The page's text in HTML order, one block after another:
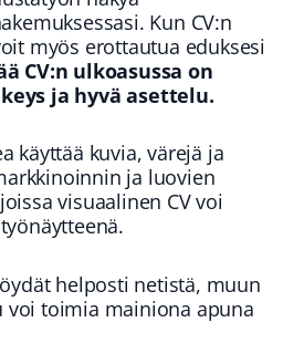
Kun CV:n
myös erottautua eduksesi
CV:n ulkoasussa on
ja hyvä asettelu.
käyttää kuvia, värejä ja
ja luovien
visuaalinen CV voi
helposti netistä, muun
voi toimia mainiona apuna